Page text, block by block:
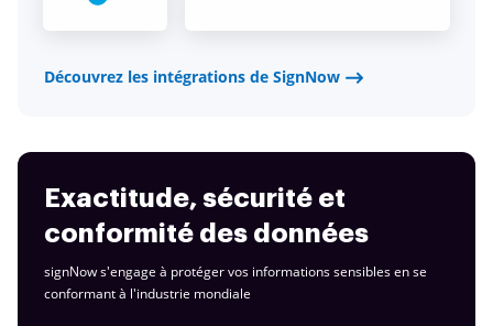
Découvrez les intégrations de SignNow
Exactitude, sécurité et
conformité des données
signNow s'engage à protéger vos informations sensibles en se
conformant à l'industrie mondiale